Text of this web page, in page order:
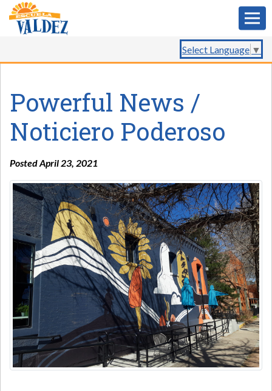
Select Language ▼
Powerful News /
Noticiero Poderoso
Posted April 23, 2021